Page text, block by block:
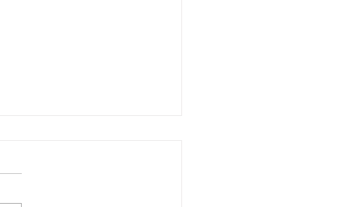
は２日も含め毎週レッスン